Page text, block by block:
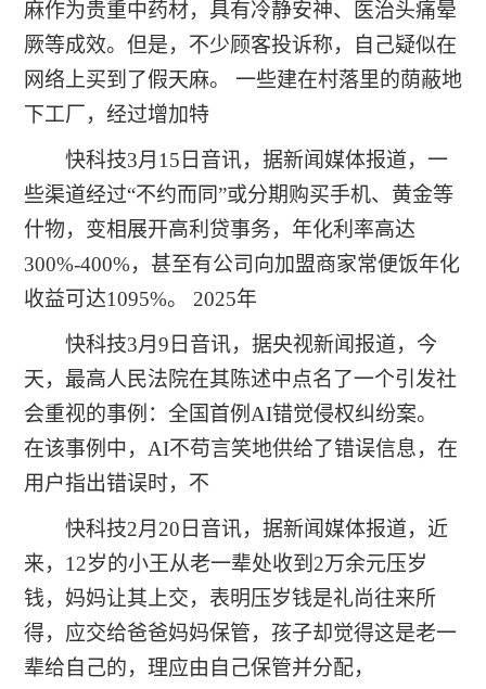
麻作为贵重中药材，具有冷静安神、医治头痛晕
厥等成效。但是，不少顾客投诉称，自己疑似在
网络上买到了假天麻。 一些建在村落里的荫蔽地
下工厂，经过增加特
快科技3月15日音讯，据新闻媒体报道，一
些渠道经过“不约而同”或分期购买手机、黄金等
什物，变相展开高利贷事务，年化利率高达
300%-400%，甚至有公司向加盟商家常便饭年化
收益可达1095%。 2025年
快科技3月9日音讯，据央视新闻报道，今
天，最高人民法院在其陈述中点名了一个引发社
会重视的事例：全国首例AI错觉侵权纠纷案。
在该事例中，AI不苟言笑地供给了错误信息，在
用户指出错误时，不
快科技2月20日音讯，据新闻媒体报道，近
来，12岁的小王从老一辈处收到2万余元压岁
钱，妈妈让其上交，表明压岁钱是礼尚往来所
得，应交给爸爸妈妈保管，孩子却觉得这是老一
辈给自己的，理应由自己保管并分配，